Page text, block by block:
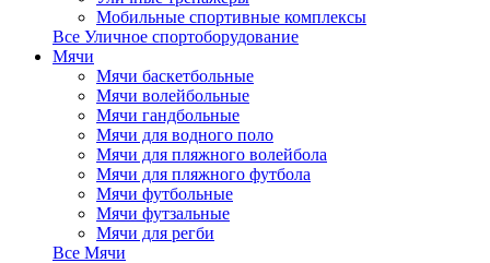
Мобильные спортивные комплексы
Все Уличное спортоборудование
Мячи
Мячи баскетбольные
Мячи волейбольные
Мячи гандбольные
Мячи для водного поло
Мячи для пляжного волейбола
Мячи для пляжного футбола
Мячи футбольные
Мячи футзальные
Мячи для регби
Все Мячи